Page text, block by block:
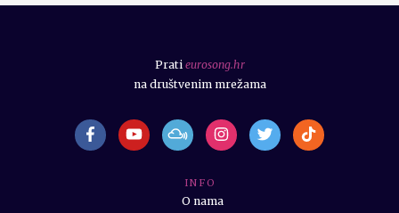
I N F O
O nama
Prati eurosong.hr
na društvenim mrežama